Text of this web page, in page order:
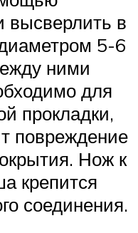
высверлить в
5-6
ними
для
прокладки,
повреждение
Нож к
крепится
соединения.